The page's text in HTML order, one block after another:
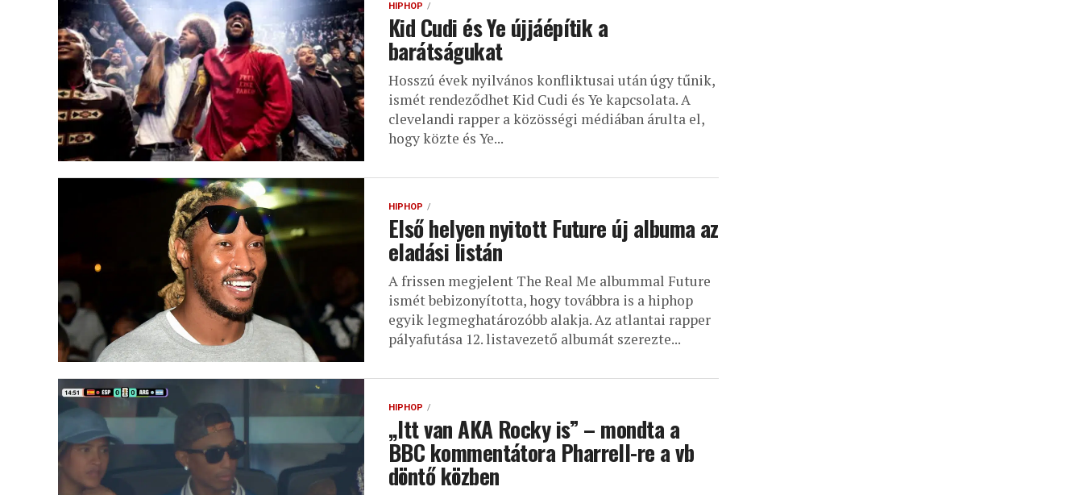
HIPHOP
Kid Cudi és Ye újjáépítik a
barátságukat
Hosszú évek nyilvános konfliktusai után úgy tűnik,
ismét rendeződhet Kid Cudi és Ye kapcsolata. A
clevelandi rapper a közösségi médiában árulta el,
hogy közte és Ye...
HIPHOP
Első helyen nyitott Future új albuma az
eladási listán
A frissen megjelent The Real Me albummal Future
ismét bebizonyította, hogy továbbra is a hiphop
egyik legmeghatározóbb alakja. Az atlantai rapper
pályafutása 12. listavezető albumát szerezte...
HIPHOP
„Itt van AKA Rocky is” – mondta a
BBC kommentátora Pharrell-re a vb
döntő közben